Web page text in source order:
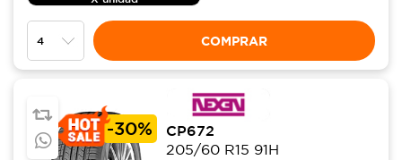
COMPRAR
-30%
CP672
205/60 R15 91H